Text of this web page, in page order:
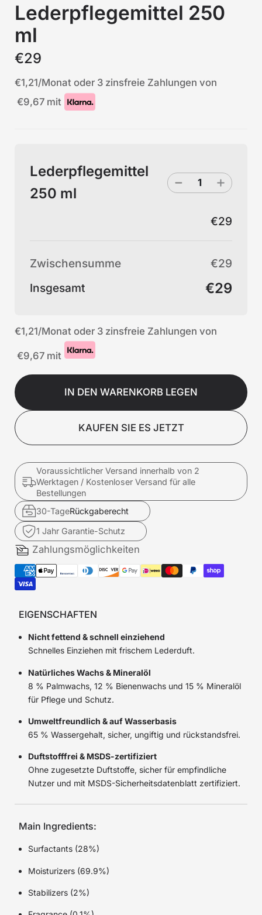
Lederpflegemittel 250
ml
€29
€1,21/Monat oder 3 zinsfreie Zahlungen von
€9,67 mit
Lederpflegemittel
250 ml
€29
Zwischensumme
€29
Insgesamt
€29
€1,21/Monat oder 3 zinsfreie Zahlungen von
€9,67 mit
IN DEN WARENKORB LEGEN
KAUFEN SIE ES JETZT
Voraussichtlicher Versand innerhalb von 2
Werktagen / Kostenloser Versand für alle
Bestellungen
30-TageRückgaberecht
1 Jahr Garantie-Schutz
Zahlungsmöglichkeiten
EIGENSCHAFTEN
Nicht fettend & schnell einziehend
Schnelles Einziehen mit frischem Lederduft.
Natürliches Wachs & Mineralöl
8 % Palmwachs, 12 % Bienenwachs und 15 % Mineralöl
für Pflege und Schutz.
Umweltfreundlich & auf Wasserbasis
65 % Wassergehalt, sicher, ungiftig und rückstandsfrei.
Duftstofffrei & MSDS-zertifiziert
Ohne zugesetzte Duftstoffe, sicher für empfindliche
Nutzer und mit MSDS-Sicherheitsdatenblatt zertifiziert.
Main Ingredients:
Surfactants (28%)
Moisturizers (69.9%)
Stabilizers (2%)